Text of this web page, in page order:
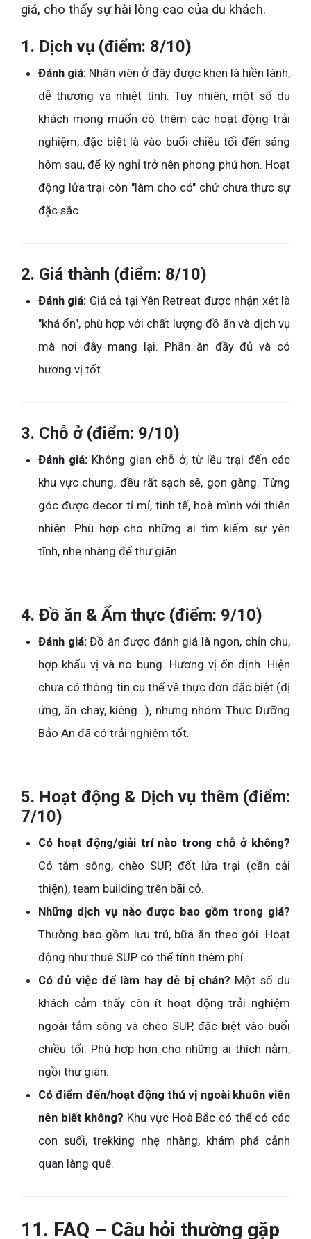
giá, cho thấy sự hài lòng cao của du khách.
1. Dịch vụ (điểm: 8/10)
Đánh giá: Nhân viên ở đây được khen là hiền lành,
dễ thương và nhiệt tình. Tuy nhiên, một số du
khách mong muốn có thêm các hoạt động trải
nghiệm, đặc biệt là vào buổi chiều tối đến sáng
hôm sau, để kỳ nghỉ trở nên phong phú hơn. Hoạt
động lửa trại còn "làm cho có" chứ chưa thực sự
đặc sắc.
2. Giá thành (điểm: 8/10)
Đánh giá: Giá cả tại Yên Retreat được nhận xét là
"khá ổn", phù hợp với chất lượng đồ ăn và dịch vụ
mà nơi đây mang lại. Phần ăn đầy đủ và có
hương vị tốt.
3. Chỗ ở (điểm: 9/10)
Đánh giá:Không gian chỗ ở, từ lều trại đến các
khu vực chung, đều rất sạch sẽ, gọn gàng. Từng
góc được decor tỉ mỉ, tinh tế, hoà mình với thiên
nhiên. Phù hợp cho những ai tìm kiếm sự yên
tĩnh, nhẹ nhàng để thư giãn.
4. Đồ ăn & Ẩm thực (điểm: 9/10)
Đánh giá:Đồ ăn được đánh giá là ngon, chỉn chu,
hợp khẩu vị và no bụng. Hương vị ổn định. Hiện
chưa có thông tin cụ thể về thực đơn đặc biệt (dị
ứng, ăn chay, kiêng…), nhưng nhóm Thực Dưỡng
Bảo An đã có trải nghiệm tốt.
5. Hoạt động & Dịch vụ thêm (điểm:
7/10)
Có hoạt động/giải trí nào trong chỗ ở không?
Có tắm sông, chèo SUP, đốt lửa trại (cần cải
thiện), team building trên bãi cỏ.
Những dịch vụ nào được bao gồm trong giá?
Thường bao gồm lưu trú, bữa ăn theo gói. Hoạt
động như thuê SUP có thể tính thêm phí.
Có đủ việc để làm hay dễ bị chán? Một số du
khách cảm thấy còn ít hoạt động trải nghiệm
ngoài tắm sông và chèo SUP, đặc biệt vào buổi
chiều tối. Phù hợp hơn cho những ai thích nằm,
ngồi thư giãn.
Có điểm đến/hoạt động thú vị ngoài khuôn viên
nên biết không? Khu vực Hoà Bắc có thể có các
con suối, trekking nhẹ nhàng, khám phá cảnh
quan làng quê.
11. FAQ – Câu hỏi thường gặp